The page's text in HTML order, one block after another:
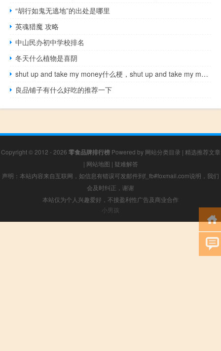
“胡行如鬼无逃地”的出处是哪里
英魂猎魔 攻略
中山民办初中学校排名
冬天什么植物是喜阴
shut up and take my money什么梗，shut up and take my money是什么意思？什么梗
良品铺子有什么好吃的推荐一下
Copyright © 2012 - 2026 零食品牌排行榜Powered by 网站分类目录 | 精选推荐文章
| 网站地图 | 疑难解答
声明：本站内容来自互联网，如信息有错误可发邮件到f_fb#foxmail.com说明，我们
会及时纠正，谢谢
本站仅为个人兴趣爱好，不接盈利性广告及商业合作
小男孩